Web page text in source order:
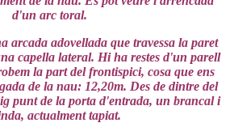
d'un arc toral.
arcada adovellada que travessa la paret
capella lateral. Hi ha restes d'un parell
la part del frontispici, cosa que ens
de la nau: 12,20m. Des de dintre del
punt de la porta d'entrada, un brancal i
actualment tapiat.